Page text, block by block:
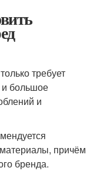
требует
и большое
и
причём
бренда.